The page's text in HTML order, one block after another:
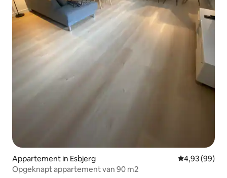
Appartement in Esbjerg Gemiddelde
4,93 (99)
Opgeknapt appartement van 90 m2